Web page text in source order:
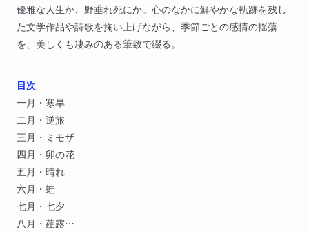
優雅な人生か、野垂れ死にか。心のなかに鮮やかな軌跡を残し
た文学作品や詩歌を掬い上げながら、季節ごとの感情の揺蕩
を、美しくも凄みのある筆致で綴る。
目次
一月・寒旱
二月・逆旅
三月・ミモザ
四月・卯の花
五月・晴れ
六月・蛙
七月・七夕
八月・薤露